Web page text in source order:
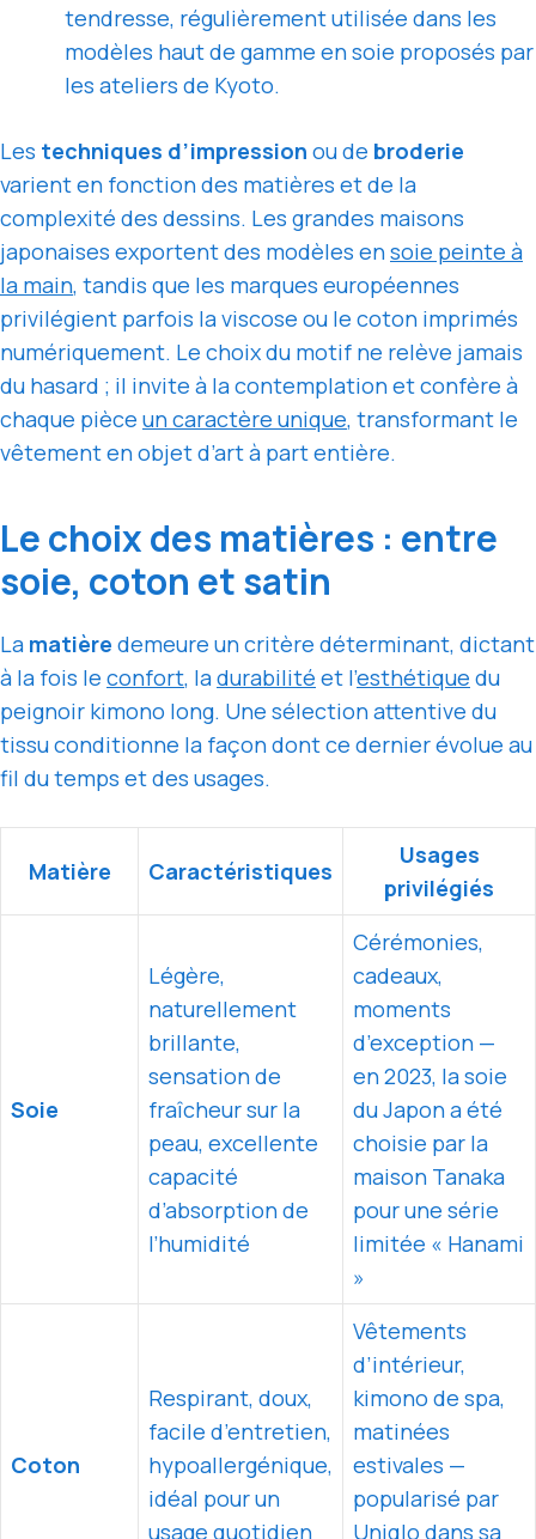
tendresse, régulièrement utilisée dans les
modèles haut de gamme en soie proposés par
les ateliers de Kyoto.
Les techniques d’impression ou de broderie
varient en fonction des matières et de la
complexité des dessins. Les grandes maisons
japonaises exportent des modèles ensoie peinte à
la main, tandis que les marques européennes
privilégient parfois la viscose ou le coton imprimés
numériquement. Le choix du motif ne relève jamais
du hasard ; il invite à la contemplation et confère à
chaque pièce un caractère unique, transformant le
vêtement en objet d’art à part entière.
Le choix des matières : entre
soie, coton et satin
La matière demeure un critère déterminant, dictant
à la fois le confort, ladurabilité et l’esthétique du
peignoir kimono long. Une sélection attentive du
tissu conditionne la façon dont ce dernier évolue au
fil du temps et des usages.
Matière Caractéristiques
Usages
privilégiés
Soie
Légère,
naturellement
brillante,
sensation de
fraîcheur sur la
peau, excellente
capacité
d’absorption de
l’humidité
Cérémonies,
cadeaux,
moments
d’exception —
en 2023, la soie
du Japon a été
choisie par la
maison Tanaka
pour une série
limitée « Hanami
»
Coton
Respirant, doux,
facile d’entretien,
hypoallergénique,
idéal pour un
usage quotidien
Vêtements
d’intérieur,
kimono de spa,
matinées
estivales —
popularisé par
Uniqlo dans sa